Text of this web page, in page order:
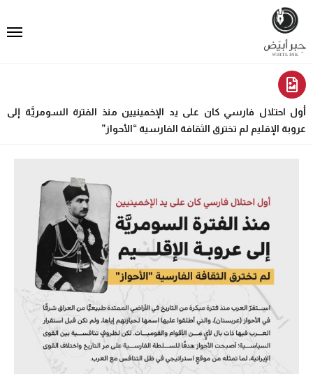
أول احتلال فارسي كان على يد الإخمينيين منذ الفترة السومريَّة إلى
عروبة الإقليم لم تخترق الثقافة الفارسية “الأحواز”